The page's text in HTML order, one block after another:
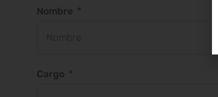
Nombre
Cargo